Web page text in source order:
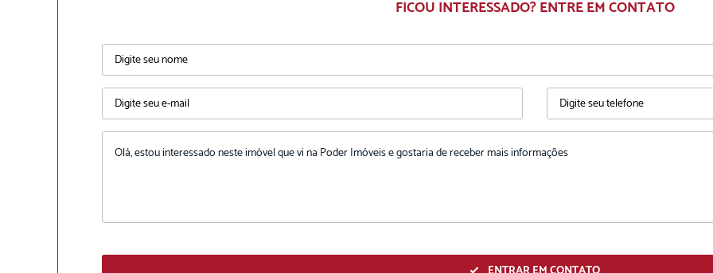
FICOU INTERESSADO? ENTRE EM CONTATO